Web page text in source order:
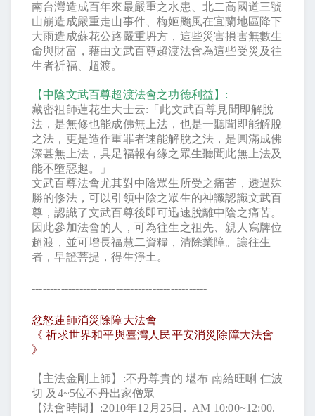
南台灣造成百年來最嚴重之水患、北二高國道三號
山崩造成嚴重走山事件、梅姬颱風在宜蘭地區降下
大雨造成蘇花公路嚴重坍方，這些災害損害無數生
命與財富，藉由文武百尊超渡法會為這些受災及往
生者祈福、超渡。
【中陰文武百尊超渡法會之功德利益】 :
藏密祖師蓮花生大士云: 「此文武百尊見聞即解脫
法，是無修也能成佛無上法，也是一聽聞即能解脫
之法，更是造作重罪者速能解脫之法，是圓滿成佛
深甚無上法，具足福報有緣之眾生聽聞此無上法及
能不墮惡趣。」
文武百尊法會尤其對中陰眾生所受之痛苦，透過殊
勝的修法，可以引領中陰之眾生的神識認識文武百
尊，認識了文武百尊後即可迅速脫離中陰之痛苦。
因此參加法會的人，可為往生之祖先、親人寫牌位
超渡，並可增長福慧二資糧，清除業障。讓往生
者，早證菩提，得生淨土。
------------------------------------------------
忿怒蓮師消災除障大法會
《 祈求世界和平與臺灣人民平安消災除障大法會
》
【主法金剛上師】 :不丹尊貴的 堪布 南給旺唎 仁波
切 及 4~5位不丹出家僧眾
【法會時間】 :2010年12 月 25日 . AM 10:00~12:00.